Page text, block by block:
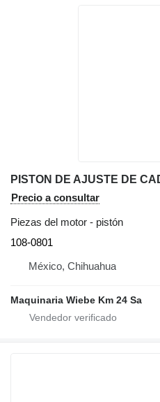
Precio a consultar
Piezas del motor - pistón
108-0801
México, Chihuahua
Maquinaria Wiebe Km 24 Sa